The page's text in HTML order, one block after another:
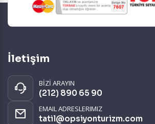
İletişim
BİZİ ARAYIN
(212) 890 65 90
EMAIL ADRESLERIMIZ
tatil@opsiyonturizm.com